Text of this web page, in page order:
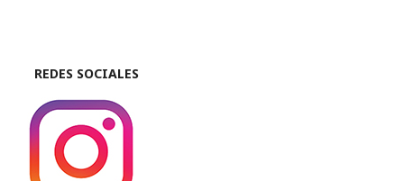
REDES SOCIALES